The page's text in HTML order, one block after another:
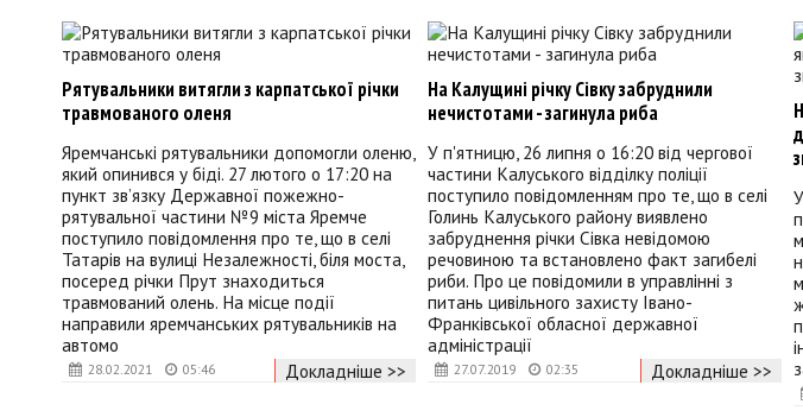
28.02.2021 05:46
Рятувальники витягли з карпатської річки
травмованого оленя
Яремчанські рятувальники допомогли оленю,
який опинився у біді. 27 лютого о 17:20 на
пункт зв’язку Державної пожежно-
рятувальної частини №9 міста Яремче
поступило повідомлення про те, що в селі
Татарів на вулиці Незалежності, біля моста,
посеред річки Прут знаходиться
травмований олень. На місце події
направили яремчанських рятувальників на
автомо
Докладніше >>
27.07.2019 02:35
На Калущині річку Сівку забруднили
нечистотами - загинула риба
У п'ятницю, 26 липня о 16:20 від чергової
частини Калуського відділку поліції
поступило повідомленням про те, що в селі
Голинь Калуського району виявлено
забруднення річки Сівка невідомою
речовиною та встановлено факт загибелі
риби. Про це повідомили в управлінні з
питань цивільного захисту Івано-
Франківської обласної державної
адміністрації
Докладніше >>